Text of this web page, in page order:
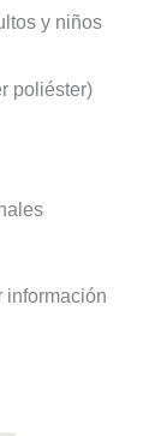
y niños
poliéster)
información